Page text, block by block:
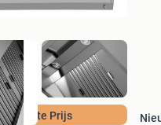
Laagste Prijs